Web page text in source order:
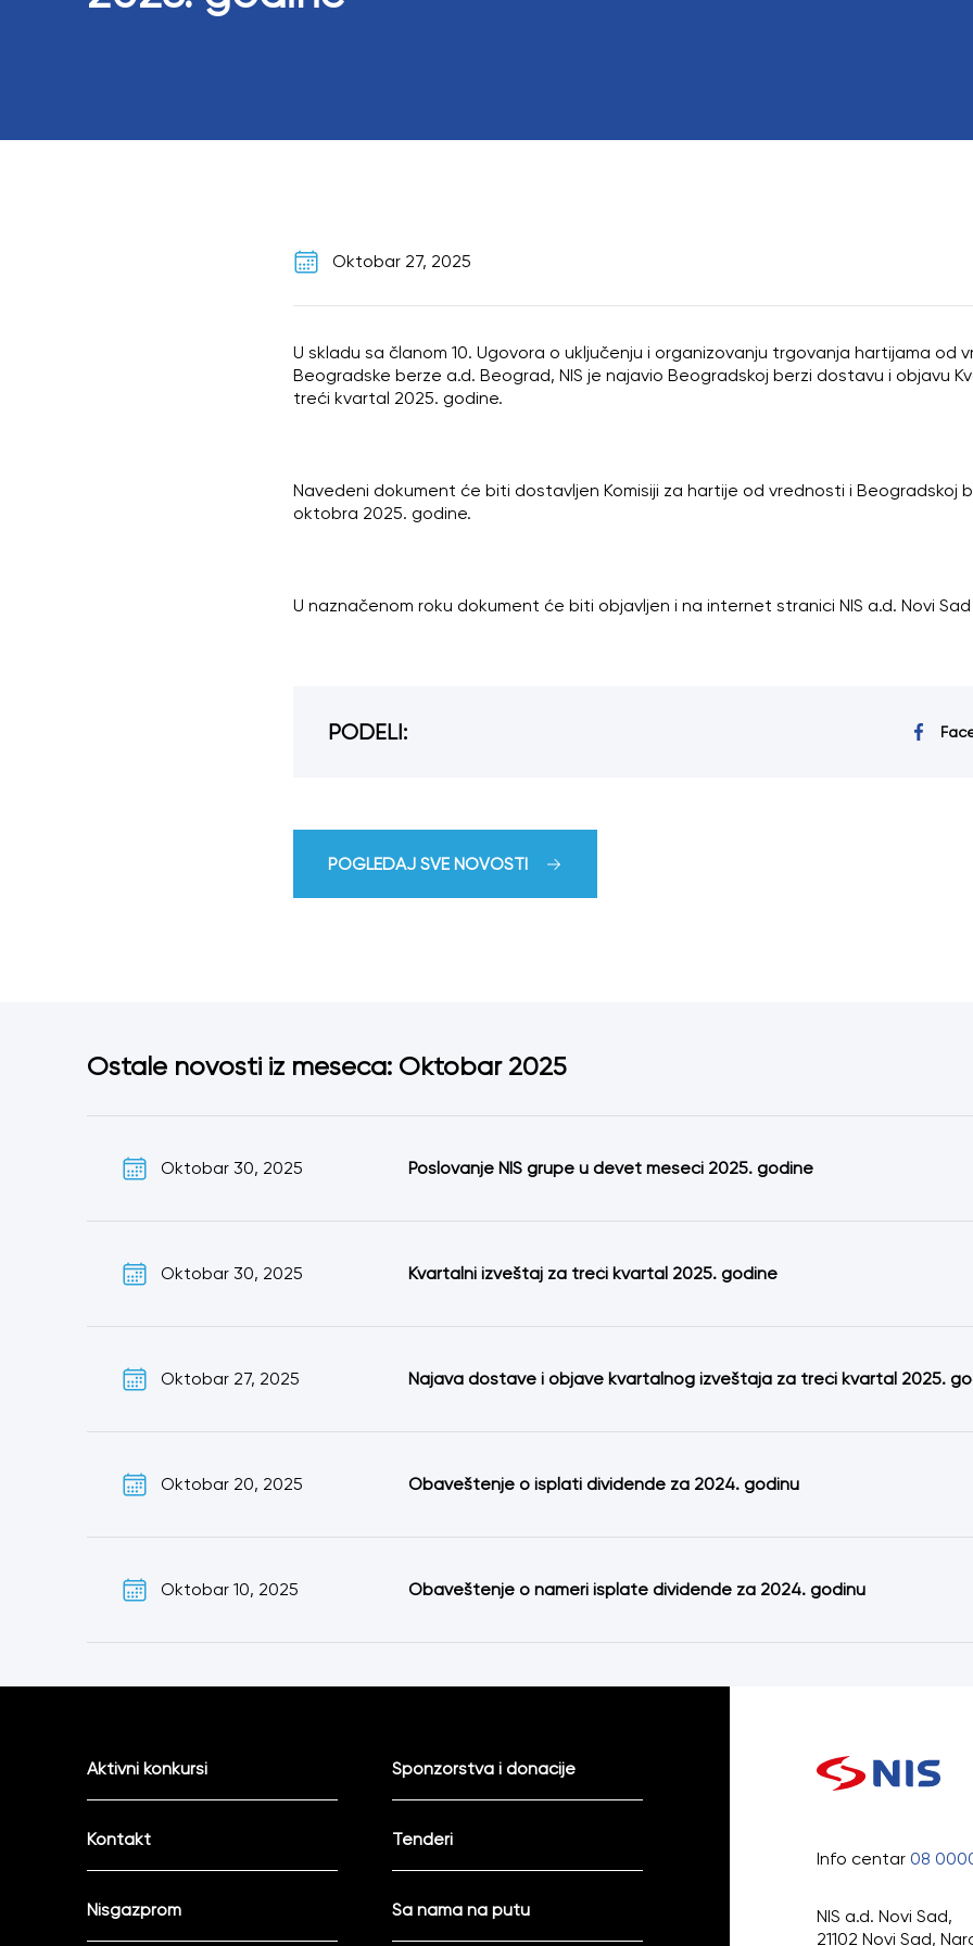
Oktobar 27, 2025
U skladu sa članom 10. Ugovora o uključenju i organizovanju trgovanja hartijama od
Beogradske berze a.d. Beograd, NIS je najavio Beogradskoj berzi dostavu i objavu
treći kvartal 2025. godine.
Navedeni dokument će biti dostavljen Komisiji za hartije od vrednosti i Beogradskoj
oktobra 2025. godine.
U naznačenom roku dokument će biti objavljen i na internet stranici NIS a.d. Novi Sad
PODELI:
POGLEDAJ SVE NOVOSTI
Ostale novosti iz meseca: Oktobar 2025
Oktobar 30, 2025 Poslovanje NIS grupe u devet meseci 2025. godine
Oktobar 30, 2025 Kvartalni izveštaj za treći kvartal 2025. godine
Oktobar 27, 2025 Najava dostave i objave kvartalnog izveštaja za treći kvartal 2025.
Oktobar 20, 2025 Obaveštenje o isplati dividende za 2024. godinu
Oktobar 10, 2025 Obaveštenje o nameri isplate dividende za 2024. godinu
Aktivni konkursi Sponzorstva i donacije
Kontakt Tenderi
Nisgazprom Sa nama na putu
Info centar 08
NIS a.d. Novi Sad,
21102 Novi Sad,